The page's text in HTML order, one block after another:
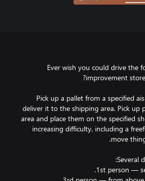
Ever wish you could drive the
Pick up a pallet from a specified
deliver it to the shipping area. Pick up
area and place them on the specified
increasing difficulty, including a